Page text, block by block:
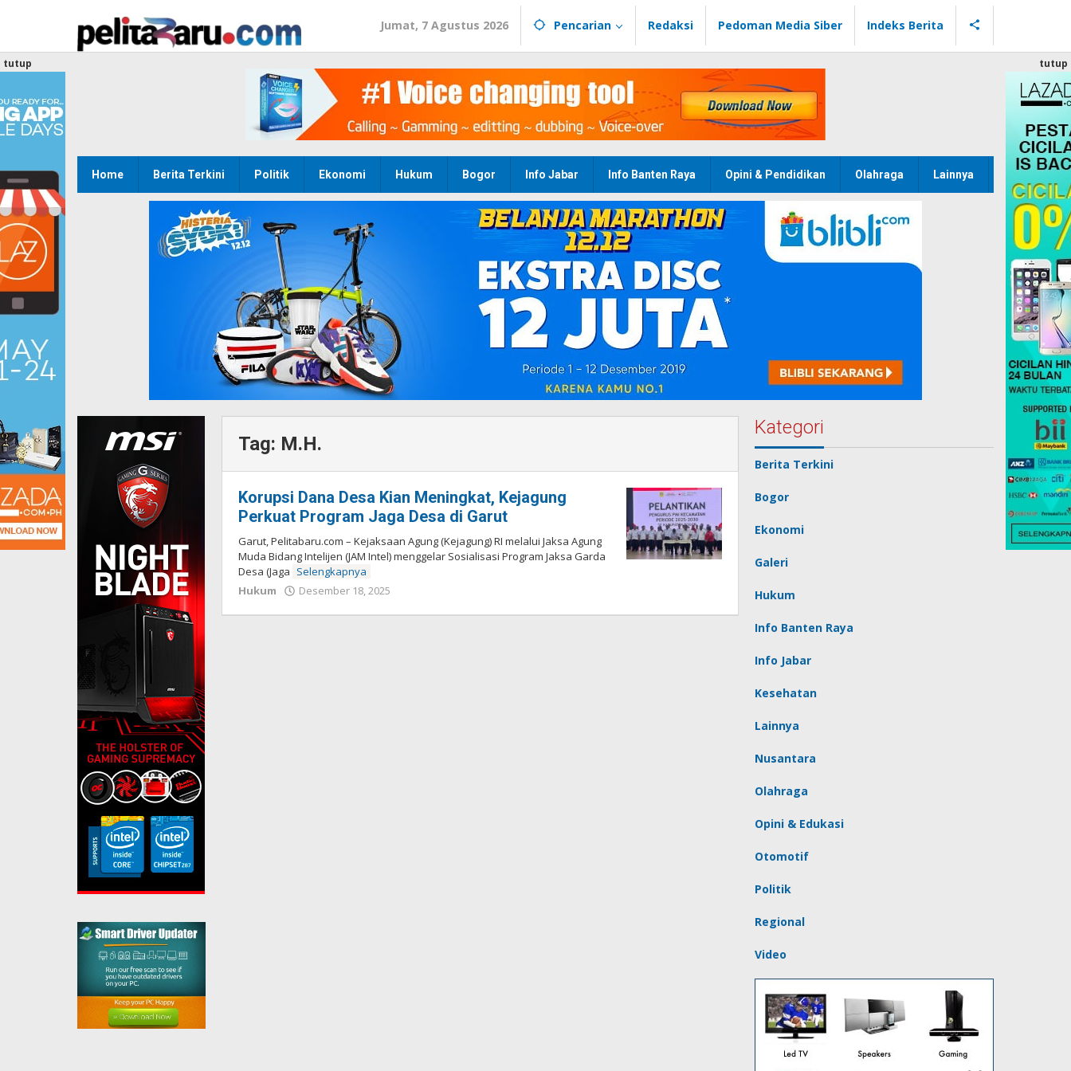
Jumat, 7 Agustus 2026 Pencarian Redaksi Pedoman Media Siber Indeks Berita
Home Berita Terkini Politik Ekonomi Hukum Bogor Info Jabar Info Banten Raya Opini & Pendidikan Olahraga Lainnya
tutup tutup
Tag: M.H.
Korupsi Dana Desa Kian Meningkat, Kejagung
Perkuat Program Jaga Desa di Garut
Garut, Pelitabaru.com – Kejaksaan Agung (Kejagung) RI melalui Jaksa Agung
Muda Bidang Intelijen (JAM Intel) menggelar Sosialisasi Program Jaksa Garda
Desa (Jaga Selengkapnya
Hukum
Desember 18, 2025
Kategori
Berita Terkini
Bogor
Ekonomi
Galeri
Hukum
Info Banten Raya
Info Jabar
Kesehatan
Lainnya
Nusantara
Olahraga
Opini & Edukasi
Otomotif
Politik
Regional
Video